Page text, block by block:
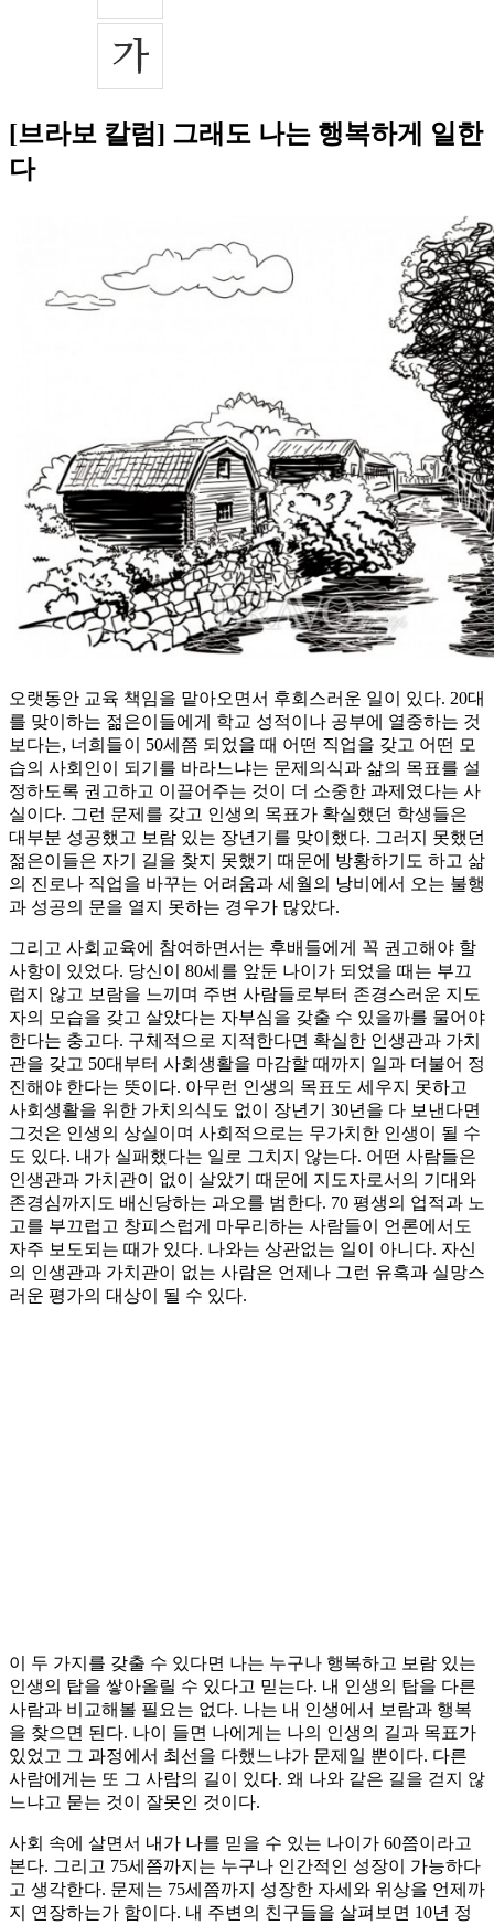
[브라보 칼럼] 그래도 나는 행복하게 일한
다
오랫동안 교육 책임을 맡아오면서 후회스러운 일이 있다. 20대
를 맞이하는 젊은이들에게 학교 성적이나 공부에 열중하는 것
보다는, 너희들이 50세쯤 되었을 때 어떤 직업을 갖고 어떤 모
습의 사회인이 되기를 바라느냐는 문제의식과 삶의 목표를 설
정하도록 권고하고 이끌어주는 것이 더 소중한 과제였다는 사
실이다. 그런 문제를 갖고 인생의 목표가 확실했던 학생들은
대부분 성공했고 보람 있는 장년기를 맞이했다. 그러지 못했던
젊은이들은 자기 길을 찾지 못했기 때문에 방황하기도 하고 삶
의 진로나 직업을 바꾸는 어려움과 세월의 낭비에서 오는 불행
과 성공의 문을 열지 못하는 경우가 많았다.
그리고 사회교육에 참여하면서는 후배들에게 꼭 권고해야 할
사항이 있었다. 당신이 80세를 앞둔 나이가 되었을 때는 부끄
럽지 않고 보람을 느끼며 주변 사람들로부터 존경스러운 지도
자의 모습을 갖고 살았다는 자부심을 갖출 수 있을까를 물어야
한다는 충고다. 구체적으로 지적한다면 확실한 인생관과 가치
관을 갖고 50대부터 사회생활을 마감할 때까지 일과 더불어 정
진해야 한다는 뜻이다. 아무런 인생의 목표도 세우지 못하고
사회생활을 위한 가치의식도 없이 장년기 30년을 다 보낸다면
그것은 인생의 상실이며 사회적으로는 무가치한 인생이 될 수
도 있다. 내가 실패했다는 일로 그치지 않는다. 어떤 사람들은
인생관과 가치관이 없이 살았기 때문에 지도자로서의 기대와
존경심까지도 배신당하는 과오를 범한다. 70 평생의 업적과 노
고를 부끄럽고 창피스럽게 마무리하는 사람들이 언론에서도
자주 보도되는 때가 있다. 나와는 상관없는 일이 아니다. 자신
의 인생관과 가치관이 없는 사람은 언제나 그런 유혹과 실망스
러운 평가의 대상이 될 수 있다.
이 두 가지를 갖출 수 있다면 나는 누구나 행복하고 보람 있는
인생의 탑을 쌓아올릴 수 있다고 믿는다. 내 인생의 탑을 다른
사람과 비교해볼 필요는 없다. 나는 내 인생에서 보람과 행복
을 찾으면 된다. 나이 들면 나에게는 나의 인생의 길과 목표가
있었고 그 과정에서 최선을 다했느냐가 문제일 뿐이다. 다른
사람에게는 또 그 사람의 길이 있다. 왜 나와 같은 길을 걷지 않
느냐고 묻는 것이 잘못인 것이다.
사회 속에 살면서 내가 나를 믿을 수 있는 나이가 60쯤이라고
본다. 그리고 75세쯤까지는 누구나 인간적인 성장이 가능하다
고 생각한다. 문제는 75세쯤까지 성장한 자세와 위상을 언제까
지 연장하는가 함이다. 내 주변의 친구들을 살펴보면 10년 정